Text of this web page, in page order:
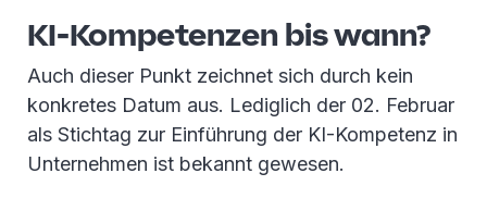
KI-Kompetenzen bis wann?
Auch dieser Punkt zeichnet sich durch kein
konkretes Datum aus. Lediglich der 02. Februar
als Stichtag zur Einführung der KI-Kompetenz in
Unternehmen ist bekannt gewesen.